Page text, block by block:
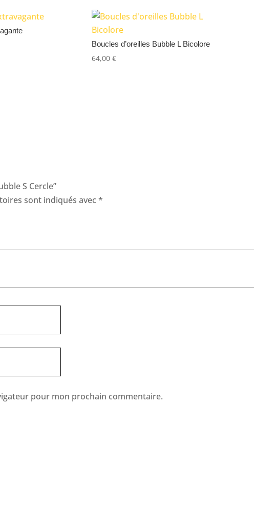
Boucles d’oreilles Bubble L Bicolore
64,00€
S Cercle”
sont indiqués avec *
pour mon prochain commentaire.